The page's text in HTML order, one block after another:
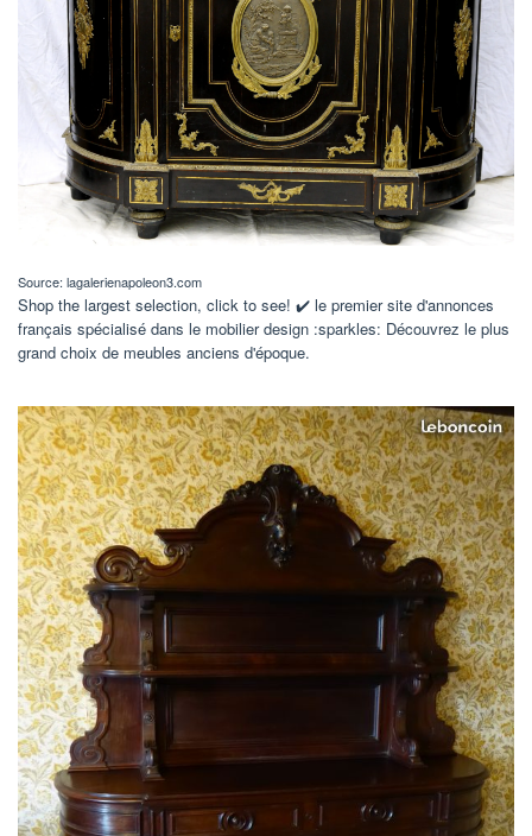
Source: lagalerienapoleon3.com
Shop the largest selection, click to see! ✔️ le premier site d'annonces
français spécialisé dans le mobilier design :sparkles: Découvrez le plus
grand choix de meubles anciens d'époque.